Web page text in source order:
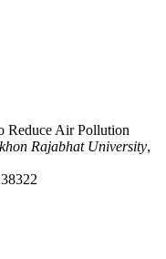
Reduce Air Pollution
Rajabhat University,